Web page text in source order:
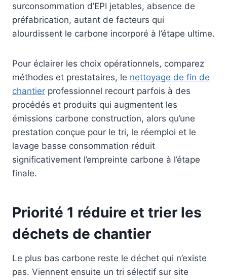
surconsommation d’EPI jetables, absence de
préfabrication, autant de facteurs qui
alourdissent le carbone incorporé à l’étape ultime.
Pour éclairer les choix opérationnels, comparez
méthodes et prestataires, le nettoyage de fin de
chantier professionnel recourt parfois à des
procédés et produits qui augmentent les
émissions carbone construction, alors qu’une
prestation conçue pour le tri, le réemploi et le
lavage basse consommation réduit
significativement l’empreinte carbone à l’étape
finale.
Priorité 1 réduire et trier les
déchets de chantier
Le plus bas carbone reste le déchet qui n’existe
pas. Viennent ensuite un tri sélectif sur site